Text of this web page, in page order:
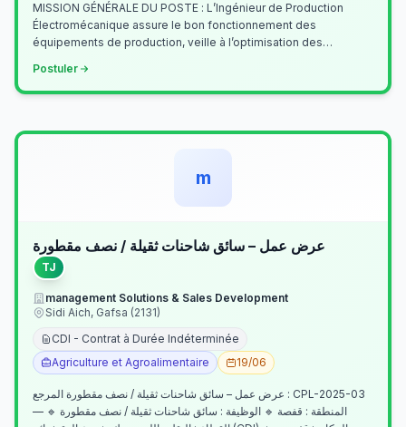
MISSION GÉNÉRALE DU POSTE : L’Ingénieur de Production
Électromécanique assure le bon fonctionnement des
équipements de production, veille à l’optimisation des
Postuler
m
عرض عمل – سائق شاحنات ثقيلة / نصف مقطورة
TJ
management Solutions & Sales Development
Sidi Aich, Gafsa (2131)
CDI - Contrat à Durée Indéterminée
Agriculture et Agroalimentaire
19/06
عرض عمل – سائق شاحنات ثقيلة / نصف مقطورة المرجع : CPL-2025-03
— المنطقة : قفصة 🔹 الوظيفة : سائق شاحنات ثقيلة / نصف مقطورة 🔹